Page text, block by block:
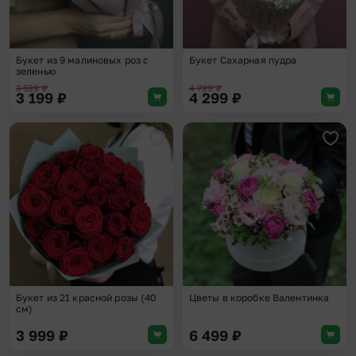
Букет из 9 малиновых роз с
зеленью
3 599₽
3 199 ₽
Букет Сахарная пудра
4 799₽
4 299 ₽
Добавить в избранное
Букет из 21 красной розы (40
см)
3 999 ₽
Цветы в коробке Валентинка
6 499 ₽